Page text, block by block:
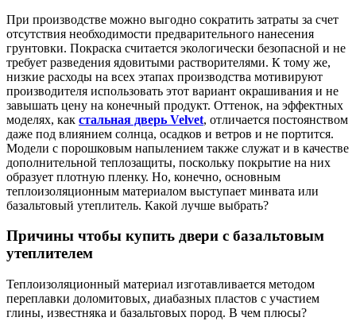
При производстве можно выгодно сократить затраты за счет
отсутствия необходимости предварительного нанесения
грунтовки. Покраска считается экологически безопасной и не
требует разведения ядовитыми растворителями. К тому же,
низкие расходы на всех этапах производства мотивируют
производителя использовать этот вариант окрашивания и не
завышать цену на конечный продукт. Оттенок, на эффектных
моделях, как стальная дверь Velvet, отличается постоянством
даже под влиянием солнца, осадков и ветров и не портится.
Модели с порошковым напылением также служат и в качестве
дополнительной теплозащиты, поскольку покрытие на них
образует плотную пленку. Но, конечно, основным
теплоизоляционным материалом выступает минвата или
базальтовый утеплитель. Какой лучше выбрать?
Причины чтобы купить двери с базальтовым
утеплителем
Теплоизоляционный материал изготавливается методом
переплавки доломитовых, диабазных пластов с участием
глины, известняка и базальтовых пород. В чем плюсы?